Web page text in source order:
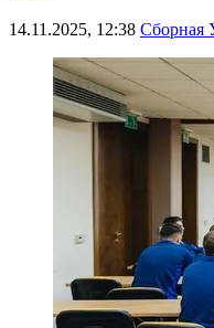
14.11.2025, 12:38 Сборная